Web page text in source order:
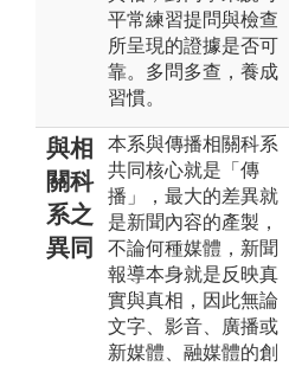
平常練習提問與檢查
所呈現的證據是否可
靠。多問多查，養成
習慣。
與相
關科
系之
異同
本系與傳播相關科系
共同核心就是「傳
播」，最大的差異就
是新聞內容的產製，
不論何種媒體，新聞
報導本身就是反映真
實與真相，因此無論
文字、影音、廣播或
新媒體、融媒體的創